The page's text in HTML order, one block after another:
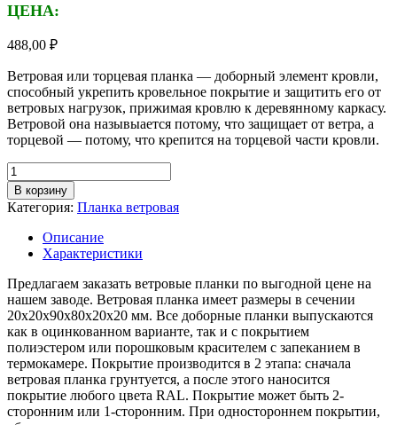
ЦЕНА:
488,00 ₽
Ветровая или торцевая планка — доборный элемент кровли,
способный укрепить кровельное покрытие и защитить его от
ветровых нагрузок, прижимая кровлю к деревянному каркасу.
Ветровой она назывыается потому, что защищает от ветра, а
торцевой — потому, что крепится на торцевой части кровли.
Количество
товара
Планка
ветровая,
длина
1,25м,
толщина
металла
0,7
мм,
цинк
В корзину
Категория: Планка ветровая
Описание
Характеристики
Предлагаем заказать ветровые планки по выгодной цене на
нашем заводе. Ветровая планка имеет размеры в сечении
20х20х90х80х20х20 мм. Все доборные планки выпускаются
как в оцинкованном варианте, так и с покрытием
полиэстером или порошковым красителем с запеканием в
термокамере. Покрытие производится в 2 этапа: сначала
ветровая планка грунтуется, а после этого наносится
покрытие любого цвета RAL. Покрытие может быть 2-
сторонним или 1-сторонним. При одностороннем покрытии,